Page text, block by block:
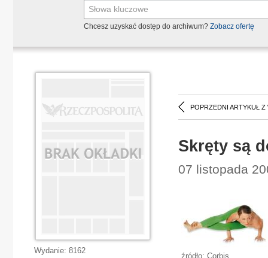
Chcesz uzyskać dostęp do archiwum? Zobacz ofertę
POPRZEDNI ARTYKUŁ Z
Skręty są
07 listopada
źródło: Corbis
Wydanie: 8162